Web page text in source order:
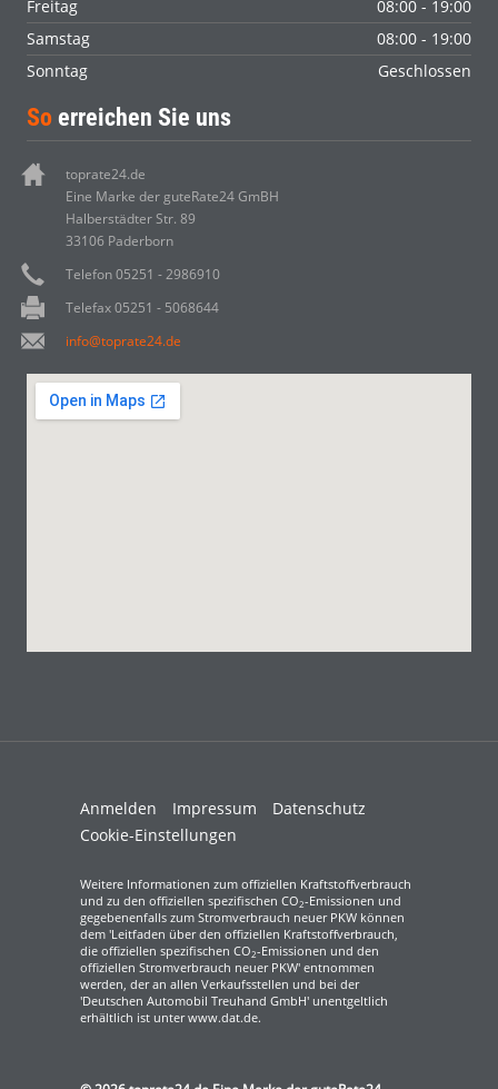
Freitag
08:00 - 19:00
Samstag
08:00 - 19:00
Sonntag
Geschlossen
So erreichen Sie uns
toprate24.de
Eine Marke der guteRate24 GmBH
Halberstädter Str. 89
33106 Paderborn
Telefon 05251 - 2986910
Telefax 05251 - 5068644
info@toprate24.de
Anmelden Impressum
Datenschutz
Cookie-Einstellungen
Weitere Informationen zum offiziellen Kraftstoffverbrauch
und zu den offiziellen spezifischen CO2-Emissionen und
gegebenenfalls zum Stromverbrauch neuer PKW können
dem 'Leitfaden über den offiziellen Kraftstoffverbrauch,
die offiziellen spezifischen CO2-Emissionen und den
offiziellen Stromverbrauch neuer PKW' entnommen
werden, der an allen Verkaufsstellen und bei der
'Deutschen Automobil Treuhand GmbH' unentgeltlich
erhältlich ist unter www.dat.de.